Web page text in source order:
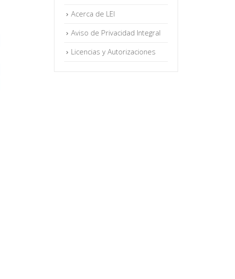
Acerca de LEI
Aviso de Privacidad Integral
Licencias y Autorizaciones